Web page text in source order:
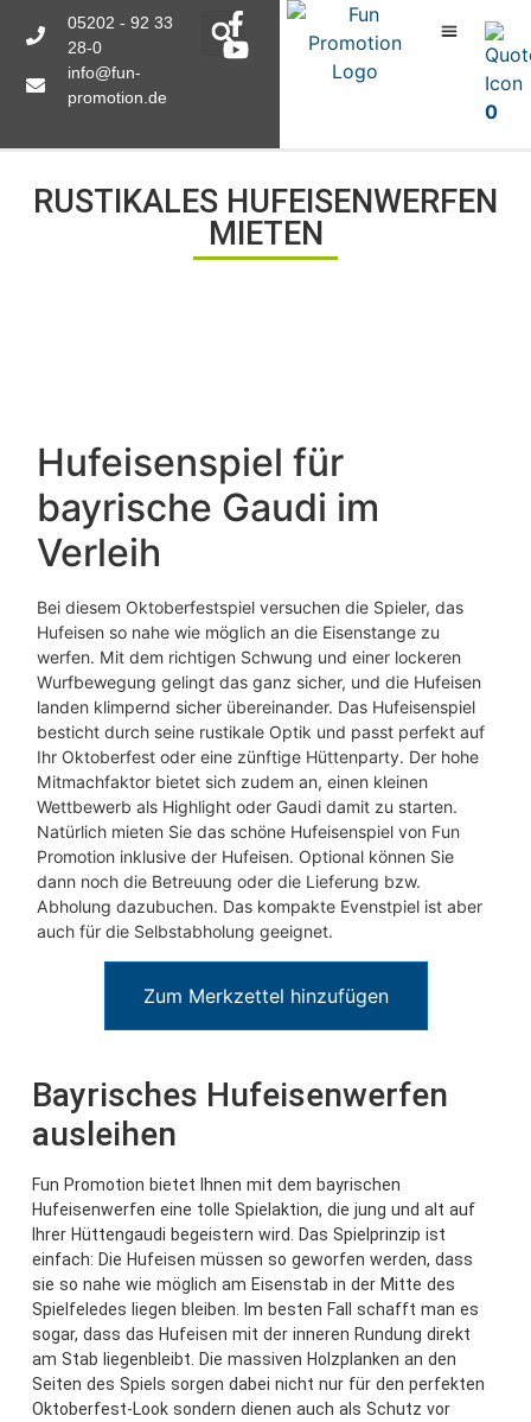
05202 - 92 33
28-0
info@fun-
promotion.de
0
RUSTIKALES HUFEISENWERFEN
MIETEN
Hufeisenspiel für
bayrische Gaudi im
Verleih
Bei diesem Oktoberfestspiel versuchen die Spieler, das
Hufeisen so nahe wie möglich an die Eisenstange zu
werfen. Mit dem richtigen Schwung und einer lockeren
Wurfbewegung gelingt das ganz sicher, und die Hufeisen
landen klimpernd sicher übereinander. Das Hufeisenspiel
besticht durch seine rustikale Optik und passt perfekt auf
Ihr Oktoberfest oder eine zünftige Hüttenparty. Der hohe
Mitmachfaktor bietet sich zudem an, einen kleinen
Wettbewerb als Highlight oder Gaudi damit zu starten.
Natürlich mieten Sie das schöne Hufeisenspiel von Fun
Promotion inklusive der Hufeisen. Optional können Sie
dann noch die Betreuung oder die Lieferung bzw.
Abholung dazubuchen. Das kompakte Evenstpiel ist aber
auch für die Selbstabholung geeignet.
Zum Merkzettel hinzufügen
Bayrisches Hufeisenwerfen
ausleihen
Fun Promotion bietet Ihnen mit dem bayrischen
Hufeisenwerfen eine tolle Spielaktion, die jung und alt auf
Ihrer Hüttengaudi begeistern wird. Das Spielprinzip ist
einfach: Die Hufeisen müssen so geworfen werden, dass
sie so nahe wie möglich am Eisenstab in der Mitte des
Spielfeledes liegen bleiben. Im besten Fall schafft man es
sogar, dass das Hufeisen mit der inneren Rundung direkt
am Stab liegenbleibt. Die massiven Holzplanken an den
Seiten des Spiels sorgen dabei nicht nur für den perfekten
Oktoberfest-Look sondern dienen auch als Schutz vor